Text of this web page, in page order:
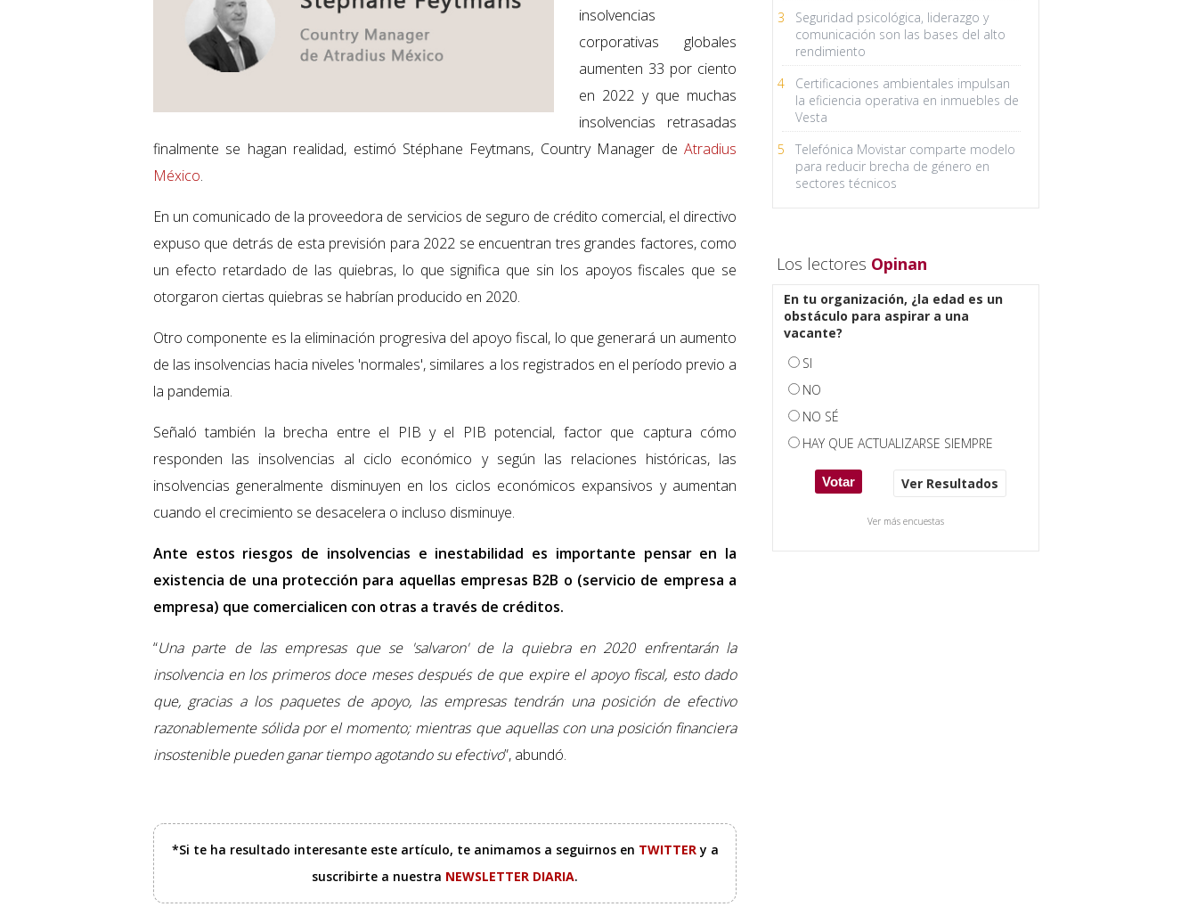
insolvencias
corporativas globales
aumenten 33 por ciento
en 2022 y que muchas
insolvencias retrasadas
finalmente se hagan realidad, estimó Stéphane Feytmans, Country Manager de Atradius
México.
En un comunicado de la proveedora de servicios de seguro de crédito comercial, el directivo
expuso que detrás de esta previsión para 2022 se encuentran tres grandes factores, como
un efecto retardado de las quiebras, lo que significa que sin los apoyos fiscales que se
otorgaron ciertas quiebras se habrían producido en 2020.
Otro componente es la eliminación progresiva del apoyo fiscal, lo que generará un aumento
de las insolvencias hacia niveles 'normales', similares a los registrados en el período previo a
la pandemia.
Señaló también la brecha entre el PIB y el PIB potencial, factor que captura cómo
responden las insolvencias al ciclo económico y según las relaciones históricas, las
insolvencias generalmente disminuyen en los ciclos económicos expansivos y aumentan
cuando el crecimiento se desacelera o incluso disminuye.
Ante estos riesgos de insolvencias e inestabilidad es importante pensar en la
existencia de una protección para aquellas empresas B2B o (servicio de empresa a
empresa) que comercialicen con otras a través de créditos.
“Una parte de las empresas que se 'salvaron' de la quiebra en 2020 enfrentarán la
insolvencia en los primeros doce meses después de que expire el apoyo fiscal, esto dado
que, gracias a los paquetes de apoyo, las empresas tendrán una posición de efectivo
razonablemente sólida por el momento; mientras que aquellas con una posición financiera
insostenible pueden ganar tiempo agotando su efectivo”, abundó.
*Si te ha resultado interesante este artículo, te animamos a seguirnos en TWITTERy a
suscribirte a nuestra NEWSLETTER DIARIA.
3
Seguridad psicológica, liderazgo y
comunicación son las bases del alto
rendimiento
4
Certificaciones ambientales impulsan
la eficiencia operativa en inmuebles de
Vesta
5
Telefónica Movistar comparte modelo
para reducir brecha de género en
sectores técnicos
Los lectores Opinan
En tu organización, ¿la edad es un
obstáculo para aspirar a una
vacante?
SI
NO
NO SÉ
HAY QUE ACTUALIZARSE SIEMPRE
Ver Resultados
Ver más encuestas